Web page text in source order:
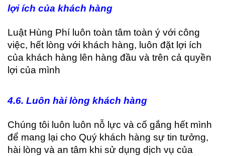
lợi ích của khách hàng
Luật Hùng Phí luôn toàn tâm toàn ý với công
việc, hết lòng với khách hàng, luôn đặt lợi ích
của khách hàng lên hàng đầu và trên cả quyền
lợi của mình
4.6. Luôn hài lòng khách hàng
Chúng tôi luôn luôn nỗ lực và cố gắng hết mình
để mang lại cho Quý khách hàng sự tin tưởng,
hài lòng và an tâm khi sử dụng dịch vụ của